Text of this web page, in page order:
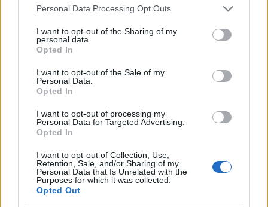
Please note that this website/app uses one or more Google
not limited to your visit or usage behaviour. You may click to
grant or deny consent to Google and its third-party tags to
use your data for below specified purposes in below Google
consent section.
Personal Data Processing Opt Outs
I want to opt-out of the Sharing of my
personal data.
Opted In
I want to opt-out of the Sale of my
Personal Data.
Opted In
I want to opt-out of processing my
Personal Data for Targeted Advertising.
Opted In
I want to opt-out of Collection, Use,
Retention, Sale, and/or Sharing of my
Personal Data that Is Unrelated with the
Purposes for which it was collected.
Opted Out
ma már kiállok a levesek mellett. 50 és 70
kilométernél, ha lehet, eszem ilyesmit, rendszerint
zöldséglevest vagy gulyást, babgulyást. Folyadék- és
sópótlásra nagyon jó, illetve jellege miatt fáradtan is
könnyű fogyasztani.